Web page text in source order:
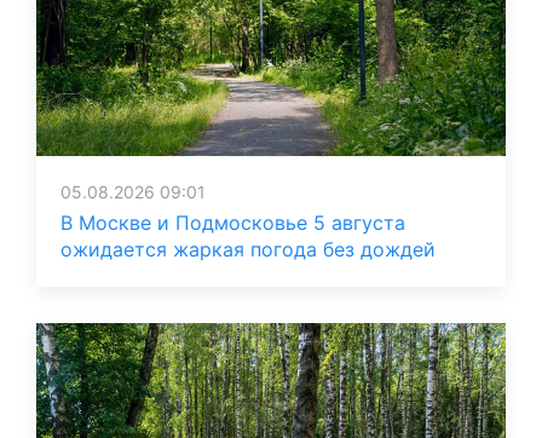
05.08.2026 09:01
В Москве и Подмосковье 5 августа
ожидается жаркая погода без дождей